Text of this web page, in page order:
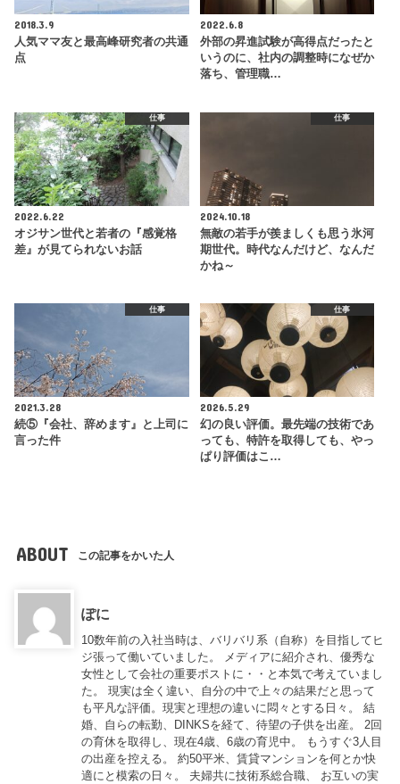
2018.3.9
人気ママ友と最高峰研究者の共通
点
2022.6.8
外部の昇進試験が高得点だったと
いうのに、社内の調整時になぜか
落ち、管理職…
仕事
2022.6.22
オジサン世代と若者の『感覚格
差』が見てられないお話
仕事
2024.10.18
無敵の若手が羨ましくも思う氷河
期世代。時代なんだけど、なんだ
かね～
仕事
2021.3.28
続⑤『会社、辞めます』と上司に
言った件
仕事
2026.5.29
幻の良い評価。最先端の技術であ
っても、特許を取得しても、やっ
ぱり評価はこ…
ABOUT この記事をかいた人
ぽに
10数年前の入社当時は、バリバリ系（自称）を目指してヒ
ジ張って働いていました。 メディアに紹介され、優秀な
女性として会社の重要ポストに・・と本気で考えていまし
た。 現実は全く違い、自分の中で上々の結果だと思って
も平凡な評価。現実と理想の違いに悶々とする日々。 結
婚、自らの転勤、DINKSを経て、待望の子供を出産。 2回
の育休を取得し、現在4歳、6歳の育児中。 もうすぐ3人目
の出産を控える。 約50平米、賃貸マンションを何とか快
適にと模索の日々。 夫婦共に技術系総合職、 お互いの実